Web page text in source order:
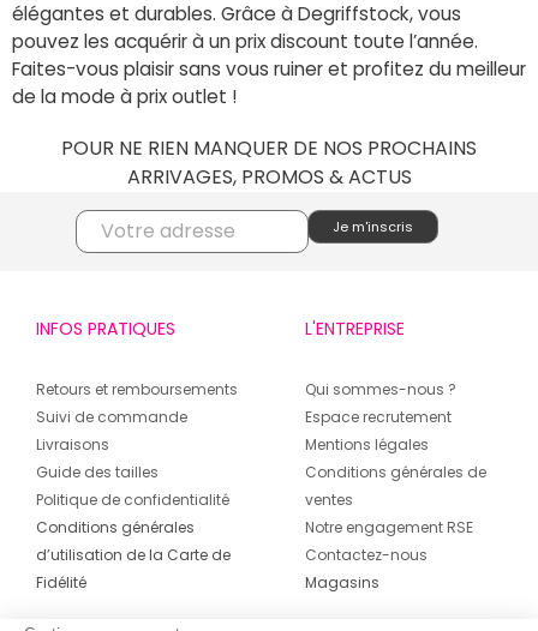
élégantes et durables. Grâce à Degriffstock, vous
pouvez les acquérir à un prix discount toute l’année.
Faites-vous plaisir sans vous ruiner et profitez du meilleur
de la mode à prix outlet !
POUR NE RIEN MANQUER DE NOS PROCHAINS
ARRIVAGES, PROMOS & ACTUS
INFOS PRATIQUES
Retours et remboursements
Suivi de commande
Livraisons
Guide des tailles
Politique de confidentialité
Conditions générales
d’utilisation de la Carte de
Fidélité
L'ENTREPRISE
Qui sommes-nous ?
Espace recrutement
Mentions légales
Conditions générales de
ventes
Notre engagement RSE
Contactez-nous
Magasins